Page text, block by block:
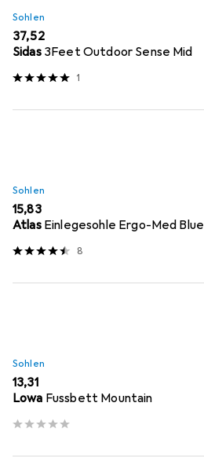
Sohlen
EUR
37,52
Sidas 3Feet Outdoor Sense Mid
1
Sohlen
EUR
15,83
Atlas Einlegesohle Ergo-Med Blue
8
Sohlen
EUR
13,31
Lowa Fussbett Mountain